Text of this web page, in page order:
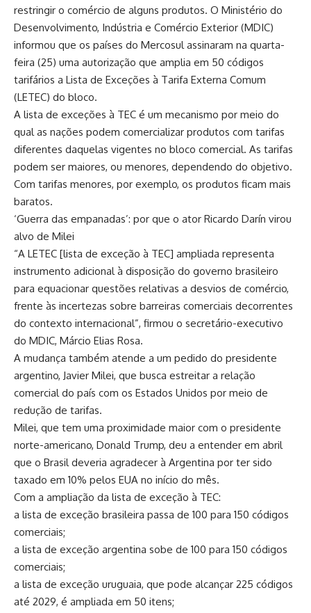
restringir o comércio de alguns produtos. O Ministério do
Desenvolvimento, Indústria e Comércio Exterior (MDIC)
informou que os países do Mercosul assinaram na quarta-
feira (25) uma autorização que amplia em 50 códigos
tarifários a Lista de Exceções à Tarifa Externa Comum
(LETEC) do bloco.
A lista de exceções à TEC é um mecanismo por meio do
qual as nações podem comercializar produtos com tarifas
diferentes daquelas vigentes no bloco comercial. As tarifas
podem ser maiores, ou menores, dependendo do objetivo.
Com tarifas menores, por exemplo, os produtos ficam mais
baratos.
‘Guerra das empanadas’: por que o ator Ricardo Darín virou
alvo de Milei
“A LETEC [lista de exceção à TEC] ampliada representa
instrumento adicional à disposição do governo brasileiro
para equacionar questões relativas a desvios de comércio,
frente às incertezas sobre barreiras comerciais decorrentes
do contexto internacional”, firmou o secretário-executivo
do MDIC, Márcio Elias Rosa.
A mudança também atende a um pedido do presidente
argentino, Javier Milei, que busca estreitar a relação
comercial do país com os Estados Unidos por meio de
redução de tarifas.
Milei, que tem uma proximidade maior com o presidente
norte-americano, Donald Trump, deu a entender em abril
que o Brasil deveria agradecer à Argentina por ter sido
taxado em 10% pelos EUA no início do mês.
Com a ampliação da lista de exceção à TEC:
a lista de exceção brasileira passa de 100 para 150 códigos
comerciais;
a lista de exceção argentina sobe de 100 para 150 códigos
comerciais;
a lista de exceção uruguaia, que pode alcançar 225 códigos
até 2029, é ampliada em 50 itens;